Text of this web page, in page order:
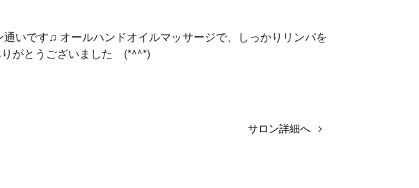
いです♫ オールハンドオイルマッサージで、しっかりリンパを
りがとうございました (*^^*)
サロン詳細へ